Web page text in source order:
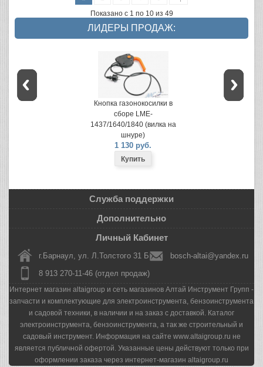
Показано с 1 по 10 из 49
ЛИДЕРЫ ПРОДАЖ:
Кнопка газонокосилки в
сборе LME-
1437/1640/1840 (вилка на
шнуре)
1 130 руб.
Служба поддержки
Дополнительно
Личный Кабинет
г.Барнаул, ул. Л.Толстого 31 Б
bosch-altai@yandex.ru
8 913 270-11-46 (отдел продаж)
Интернет магазин altaigroup и сеть магазинов Алтай Инструмент Групп -
запчасти и комплектующие для электроинструмента, бензоинструмента
и садовой техники, в наличии и на заказ с доставкой. Каталог
электроинструмента, бензоинструмента, а так же строительный и
садовый инструмент. Информация на сайте www.altaigroup.ru не
является публичной офертой. Указанные цены действуют только при
оформлении заказа через интернет-магазин altaigroup.ru